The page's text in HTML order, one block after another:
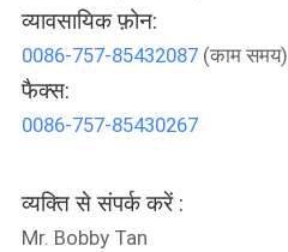
गुणवत्ता
नियंत्रण
करें
व्यावसायिक फ़ोन:
0086-757-85432087(काम समय)
फैक्स:
0086-757-85430267
व्यक्ति से संपर्क करें :
Mr. Bobby Tan